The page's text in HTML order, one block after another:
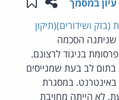
עיון במסמך
ושידורים)(תיקון
שניתנה הסכמה
בניגוד לרצונם.
בתום לב בעת שמגייסים
במסגרת
לא הייתה מחויבת